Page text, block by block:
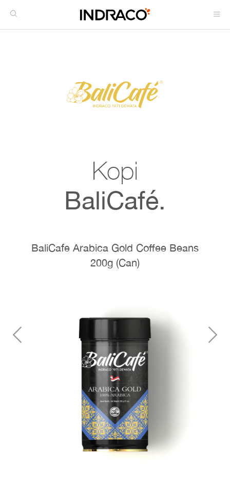
Kopi
BaliCafé.
BaliCafe Arabica Gold Coffee Beans
200g (Can)
Previous